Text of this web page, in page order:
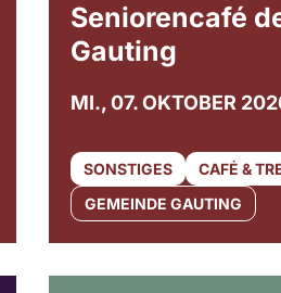
Seniorencafé
Gauting
MI., 07. OKTOBER
SONSTIGES
CAFÉ &
GEMEINDE GAUTING